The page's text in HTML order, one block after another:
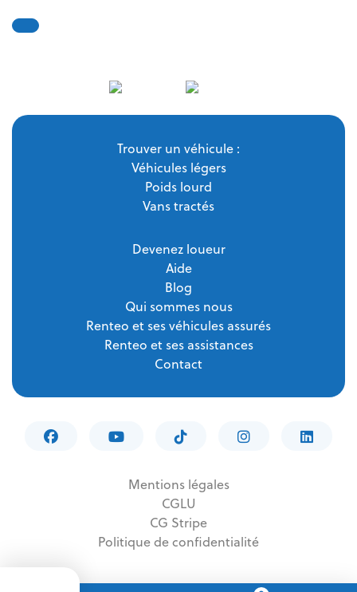
Trouver un véhicule :
Véhicules légers
Poids lourd
Vans tractés
Devenez loueur
Aide
Blog
Qui sommes nous
Renteo et ses véhicules assurés
Renteo et ses assistances
Contact
Mentions légales
CGLU
CG Stripe
Politique de confidentialité